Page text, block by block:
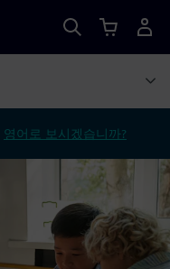
영어로 보시겠습니까?